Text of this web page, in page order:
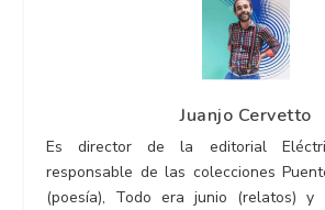
Juanjo Cervetto
Es director de la editorial
responsable de las colecciones
(poesía), Todo era junio (relatos) y